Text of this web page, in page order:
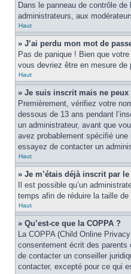
Dans le panneau de contrôle
administrateurs, aux
Haut
» J’ai perdu mon mot de
Pas de panique ! Bien que
vous devriez être en mesure
Haut
» Je suis inscrit mais ne peux
Premièrement, vérifiez votre
dessous de 13 ans pendant
un administrateur, avant que
avez probablement spécifié
essayez de contacter un
Haut
» Je m’étais déjà inscrit par
Il est possible qu’un
temps afin de réduire la taille
Haut
» Qu’est-ce que la COPPA ?
La COPPA (Child Online
consentement écrit des
de contacter un conseiller
contacter, excepté pour ce qui